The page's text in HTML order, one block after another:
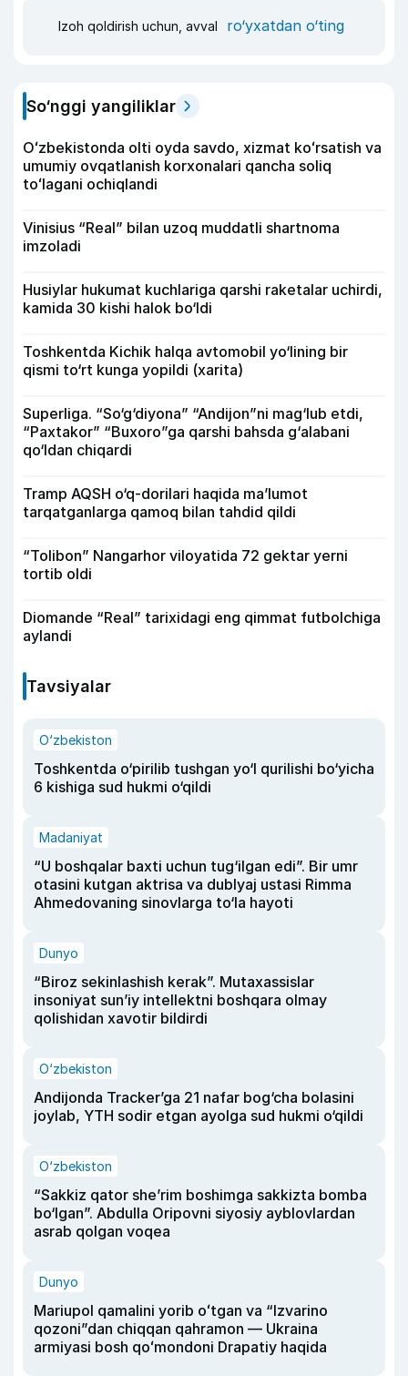
Izoh qoldirish uchun, avval ro‘yxatdan o‘ting
So‘nggi yangiliklar
Oʻzbekistonda olti oyda savdo, xizmat koʻrsatish va
umumiy ovqatlanish korxonalari qancha soliq
toʻlagani ochiqlandi
Vinisius “Real” bilan uzoq muddatli shartnoma
imzoladi
Husiylar hukumat kuchlariga qarshi raketalar uchirdi,
kamida 30 kishi halok bo‘ldi
Toshkentda Kichik halqa avtomobil yo‘lining bir
qismi to‘rt kunga yopildi (xarita)
Superliga. “So‘g‘diyona” “Andijon”ni mag‘lub etdi,
“Paxtakor” “Buxoro”ga qarshi bahsda g‘alabani
qo‘ldan chiqardi
Tramp AQSH o‘q-dorilari haqida ma’lumot
tarqatganlarga qamoq bilan tahdid qildi
“Tolibon” Nangarhor viloyatida 72 gektar yerni
tortib oldi
Diomande “Real” tarixidagi eng qimmat futbolchiga
aylandi
Tavsiyalar
O‘zbekiston
Toshkentda o‘pirilib tushgan yo‘l qurilishi bo‘yicha
6 kishiga sud hukmi o‘qildi
Madaniyat
“U boshqalar baxti uchun tug‘ilgan edi”. Bir umr
otasini kutgan aktrisa va dublyaj ustasi Rimma
Ahmedovaning sinovlarga to‘la hayoti
Dunyo
“Biroz sekinlashish kerak”. Mutaxassislar
insoniyat sun’iy intellektni boshqara olmay
qolishidan xavotir bildirdi
O‘zbekiston
Andijonda Tracker’ga 21 nafar bog‘cha bolasini
joylab, YTH sodir etgan ayolga sud hukmi o‘qildi
O‘zbekiston
“Sakkiz qator she’rim boshimga sakkizta bomba
bo‘lgan”. Abdulla Oripovni siyosiy ayblovlardan
asrab qolgan voqea
Dunyo
Mariupol qamalini yorib oʻtgan va “Izvarino
qozoni”dan chiqqan qahramon — Ukraina
armiyasi bosh qoʻmondoni Drapatiy haqida